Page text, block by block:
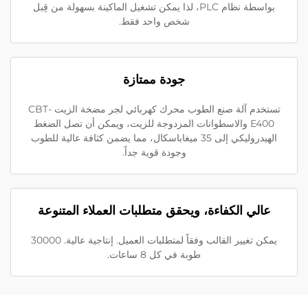
بواسطة نظام PLC، لذا يمكن تشغيل الماكينة بسهولة من قِبل
شخص واحد فقط.
جودة ممتازة
تستخدم آلة صنع الطوب محرك كهربائي لجر مضخة الزيت CBT-
E400 والاسطوانات المزدوجة للزيت، ويمكن أن تصل الضغط
الهيدروليكي إلى 35 ميغاباسكال، مما يضمن كثافة عالية للطوب
وجودة قوية جداً.
عالي الكفاءة، ويحقق متطلبات العملاء المتنوعة
يمكن تغيير القالب وفقاً لمتطلبات العميل. إنتاجية عالية. 30000
طوبة في كل 8 ساعات.